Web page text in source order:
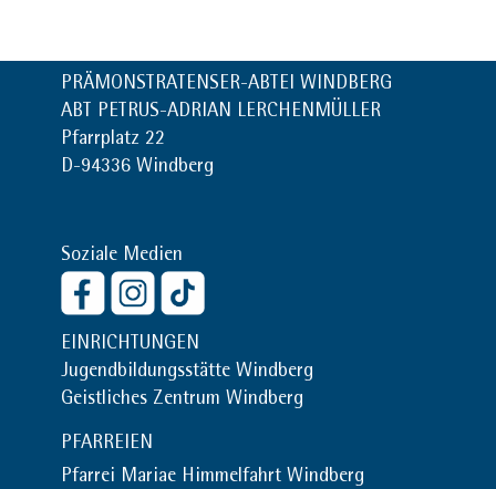
PRÄMONSTRATENSER-ABTEI WINDBERG
ABT PETRUS-ADRIAN LERCHENMÜLLER
Pfarrplatz 22
D-94336 Windberg
Soziale Medien
EINRICHTUNGEN
Jugendbildungsstätte Windberg
Geistliches Zentrum Windberg
PFARREIEN
Pfarrei Mariae Himmelfahrt Windberg